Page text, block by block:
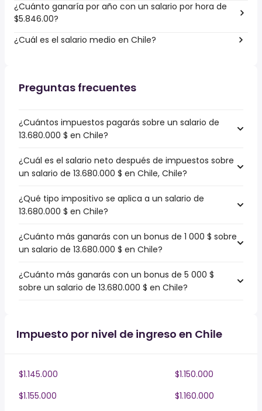
¿Cuánto ganaría por año con un salario por hora de
$5.846.00?
¿Cuál es el salario medio en Chile?
Preguntas frecuentes
¿Cuántos impuestos pagarás sobre un salario de
13.680.000 $ en Chile?
¿Cuál es el salario neto después de impuestos sobre
un salario de 13.680.000 $ en Chile, Chile?
¿Qué tipo impositivo se aplica a un salario de
13.680.000 $ en Chile?
¿Cuánto más ganarás con un bonus de 1 000 $ sobre
un salario de 13.680.000 $ en Chile?
¿Cuánto más ganarás con un bonus de 5 000 $
sobre un salario de 13.680.000 $ en Chile?
Impuesto por nivel de ingreso en Chile
$1.145.000
$1.150.000
$1.155.000
$1.160.000